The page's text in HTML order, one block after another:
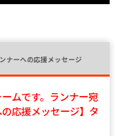
ナーへの応援メッセージ
ムです。ランナー宛
応援メッセージ】タ